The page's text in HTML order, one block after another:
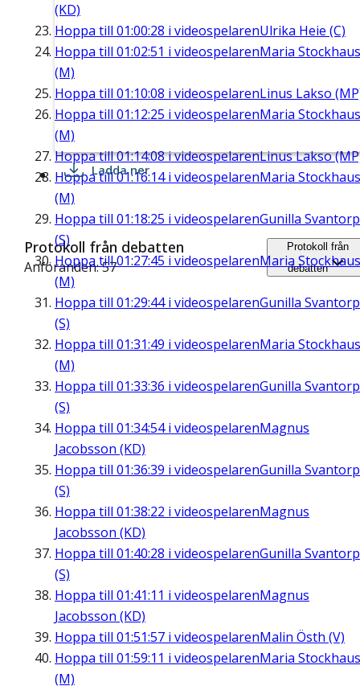
(KD)
Hoppa till 01:00:28 i videospelarenUlrika Heie (C)
Hoppa till 01:02:51 i videospelarenMaria Stockhaus
(M)
Hoppa till 01:10:08 i videospelarenLinus Lakso
Hoppa till 01:12:25 i videospelarenMaria Stockhaus
(M)
Hoppa till01:14:08i videospelarenLinus Lakso
Hoppa till01:16:14i videospelarenMaria Stockhaus
(M)
Hoppa till 01:18:25 i videospelarenGunilla Svantorp
(S)
Hoppa till01:27:45 i videospelarenMaria Stockhaus
(M)
Hoppa till 01:29:44i videospelarenGunilla Svantorp
(S)
Hoppa till 01:31:49 i videospelarenMaria Stockhaus
(M)
Hoppa till 01:33:36 i videospelarenGunilla Svantorp
(S)
Hoppa till 01:34:54i videospelarenMagnus
Jacobsson (KD)
Hoppa till 01:36:39 i videospelarenGunilla Svantorp
(S)
Hoppa till 01:38:22 i videospelarenMagnus
Jacobsson (KD)
Hoppa till 01:40:28 i videospelarenGunilla Svantorp
(S)
Hoppa till 01:41:11 i videospelarenMagnus
Jacobsson (KD)
Hoppa till 01:51:57 i videospelarenMalin Östh (V)
Hoppa till 01:59:11 i videospelarenMaria Stockhaus
(M)
Ladda ner
Protokoll från debatten
Anföranden: 57
Protokoll från
debatten